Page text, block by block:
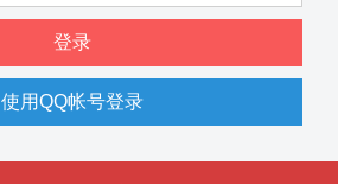
登录
使用QQ帐号登录